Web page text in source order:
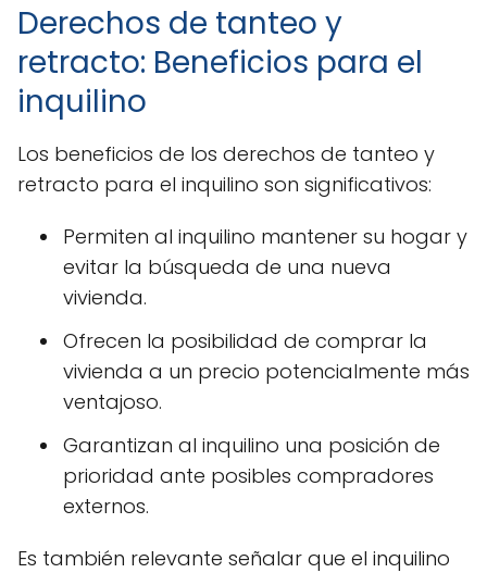
Derechos de tanteo y
retracto: Beneficios para el
inquilino
Los beneficios de los derechos de tanteo y
retracto para el inquilino son significativos:
Permiten al inquilino mantener su hogar y
evitar la búsqueda de una nueva
vivienda.
Ofrecen la posibilidad de comprar la
vivienda a un precio potencialmente más
ventajoso.
Garantizan al inquilino una posición de
prioridad ante posibles compradores
externos.
Es también relevante señalar que el inquilino